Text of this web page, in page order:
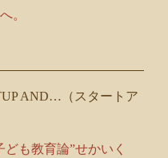
。
AND…（スタートア
ども教育論”せかいく